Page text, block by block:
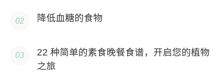
降低血糖的食物
22 种简单的素食晚餐食谱，开启您的植物
之旅